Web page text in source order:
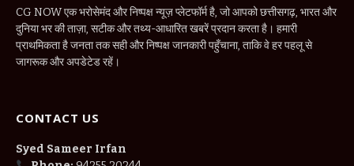
CG NOW एक भरोसेमंद और निष्पक्ष न्यूज़ प्लेटफॉर्म है, जो आपको छत्तीसगढ़, भारत और
दुनिया भर की ताज़ा, सटीक और तथ्य-आधारित खबरें प्रदान करता है। हमारी
प्राथमिकता है जनता तक सही और निष्पक्ष जानकारी पहुँचाना, ताकि वे हर पहलू से
जागरूक और अपडेटेड रहें।
CONTACT US
Syed Sameer Irfan